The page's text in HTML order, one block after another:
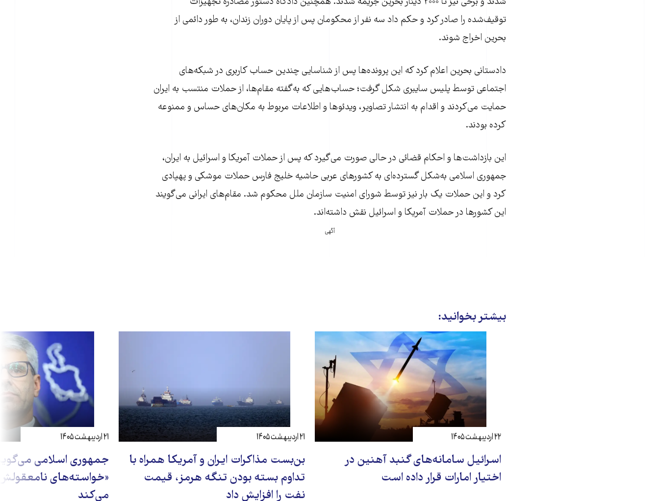
توقیف‌شده را صادر کرد و حکم داد سه نفر از محکومان پس از پایان دوران زندان، به طور دائمی از
بحرین اخراج شوند.
دادستانی بحرین اعلام کرد که این پرونده‌ها پس از شناسایی چندین حساب کاربری در شبکه‌های
اجتماعی توسط پلیس سایبری شکل گرفت؛ حساب‌هایی که به‌گفته مقام‌ها، از حملات منتسب به ایران
حمایت می‌کردند و اقدام به انتشار تصاویر، ویدئوها و اطلاعات مربوط به مکان‌های حساس و ممنوعه
کرده بودند.
این بازداشت‌ها و احکام قضائی در حالی صورت می‌گیرد که پس از حملات آمریکا و اسرائیل به ایران،
جمهوری اسلامی به‌شکل گسترده‌ای به کشورهای عربی حاشیه خلیج فارس حملات موشکی و پهپادی
کرد و این حملات یک بار نیز توسط شورای امنیت سازمان ملل محکوم شد. مقام‌های ایرانی می‌گویند
این کشورها در حملات آمریکا و اسرائیل نقش داشته‌اند.
آگهی
بیشتر بخوانید:
اسرائیل سامانه‌های گنبد آهنین در
اختیار امارات قرار داده است
۲۲ اردیبهشت ۱۴۰۵
بن‌بست مذاکرات ایران و آمریکا همراه با
تداوم بسته بودن تنگه هرمز، قیمت
نفت را افزایش داد
۲۱ اردیبهشت ۱۴۰۵
جمهوری اسلامی
«خواسته‌های
می‌کند
۲۱ اردیبهشت ۱۴۰۵